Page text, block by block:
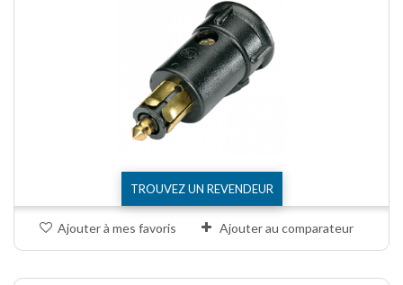
TROUVEZ UN REVENDEUR
Ajouter à mes favoris Ajouter au comparateur